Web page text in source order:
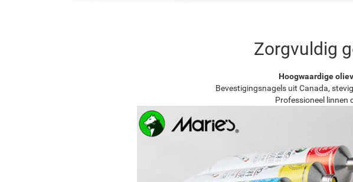
Zorgvuldig
Hoogwaardige
Bevestigingsnagels uit Canada,
Professioneel linnen